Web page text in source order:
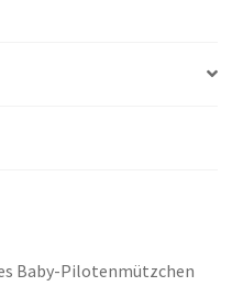
Baby-Pilotenmützchen